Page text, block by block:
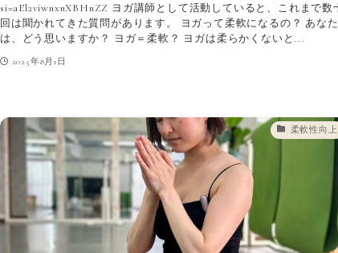
si=aEl2viwnxnXBHnZZ ヨガ講師として活動していると、これまで数
回は聞かれてきた質問があります。 ヨガって柔軟になるの？ あなた
は、どう思いますか？ ヨガ＝柔軟？ ヨガは柔らかくないと...
2025年8月1日
柔軟性向上